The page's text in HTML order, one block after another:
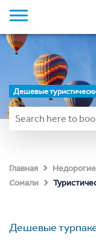
Дешевые
Главная
Сомали
Дешевые